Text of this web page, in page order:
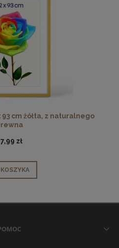
93 cm żółta, z naturalnego
zł
KOSZYKA